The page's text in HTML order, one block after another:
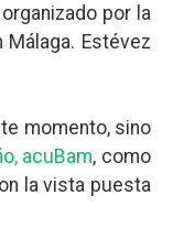
por la
Estévez
momento, sino
acuBam, como
la vista puesta